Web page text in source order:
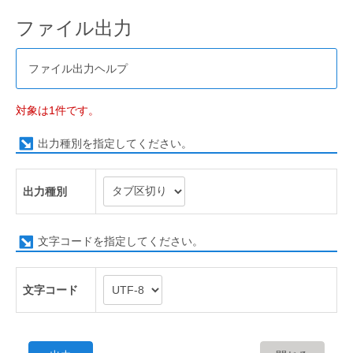
ファイル出力
ファイル出力ヘルプ
対象は1件です。
出力種別を指定してください。
出力種別
文字コードを指定してください。
文字コード